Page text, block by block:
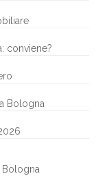
conviene?
Bologna